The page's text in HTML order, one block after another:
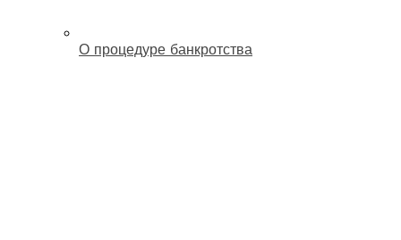
О процедуре банкротства